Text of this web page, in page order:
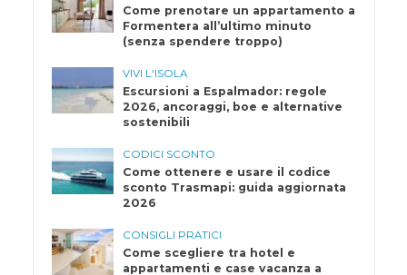
Come prenotare un appartamento a
Formentera all’ultimo minuto
(senza spendere troppo)
VIVI L'ISOLA
Escursioni a Espalmador: regole
2026, ancoraggi, boe e alternative
sostenibili
CODICI SCONTO
Come ottenere e usare il codice
sconto Trasmapi: guida aggiornata
2026
CONSIGLI PRATICI
Come scegliere tra hotel e
appartamenti e case vacanza a